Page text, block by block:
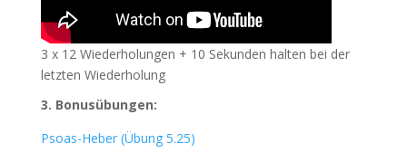
3 x 12 Wiederholungen + 10 Sekunden halten bei der
letzten Wiederholung
3. Bonusübungen:
Psoas-Heber (Übung 5.25)